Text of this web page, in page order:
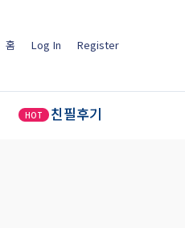
홈 Log In Register
HOT 친필후기